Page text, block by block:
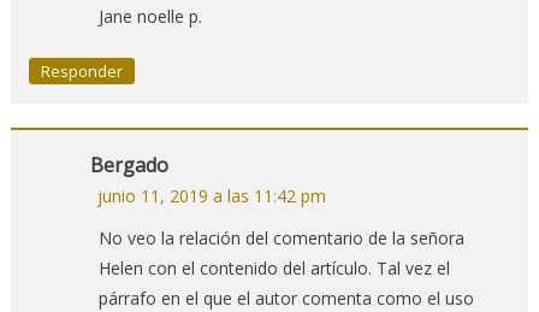
Jane noelle p.
Responder
Bergado
junio 11, 2019 a las 11:42 pm
No veo la relación del comentario de la señora
Helen con el contenido del artículo. Tal vez el
párrafo en el que el autor comenta como el uso